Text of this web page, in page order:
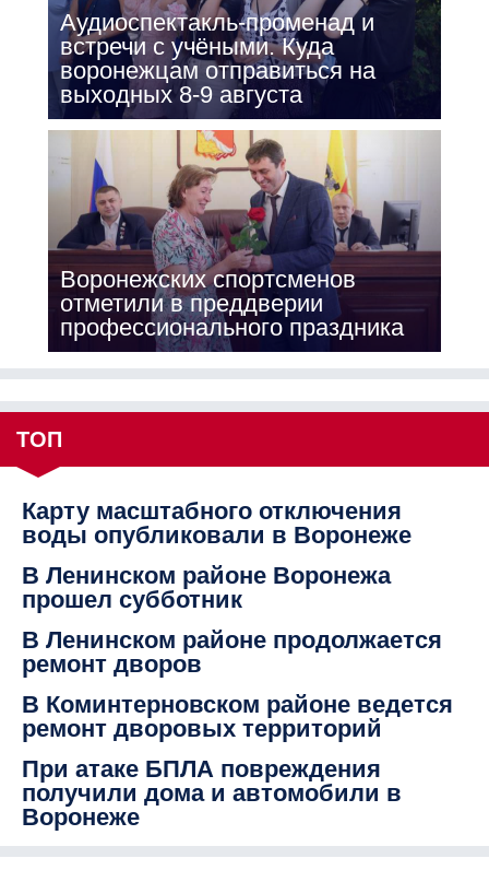
Аудиоспектакль-променад и
встречи с учёными. Куда
воронежцам отправиться на
выходных 8-9 августа
Воронежских спортсменов
отметили в преддверии
профессионального праздника
ТОП
Карту масштабного отключения
воды опубликовали в Воронеже
В Ленинском районе Воронежа
прошел субботник
В Ленинском районе продолжается
ремонт дворов
В Коминтерновском районе ведется
ремонт дворовых территорий
При атаке БПЛА повреждения
получили дома и автомобили в
Воронеже